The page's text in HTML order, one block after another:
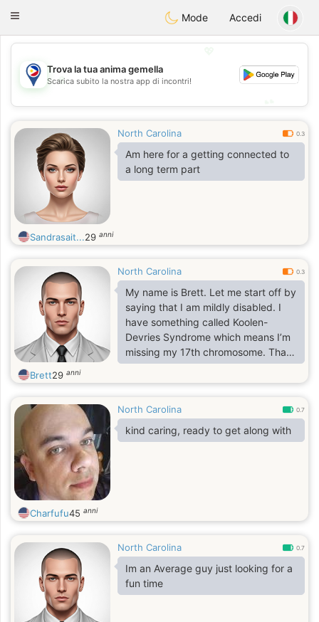
PhilippinesChat
Toggle
Mode Accedi
💖
💕
Trova la tua anima gemella
Scarica subito la nostra app di incontri!
North Carolina 0.3
Am here for a getting connected to
a long term part
Sandrasait...29 anni
North Carolina 0.3
My name is Brett. Let me start off by
saying that I am mildly disabled. I
have something called Koolen-
Devries Syndrome which means I’m
missing my 17th chromosome. That
doesn’t stop me from enjoying
anime. Shows like Hells Paradise,
titan, etc. I like gaming with PS5,
Xbox I am just looking to make
friends because it gets lonely being
Brett29 anni
North Carolina 0.7
kind caring, ready to get along with
Charfufu45 anni
North Carolina 0.7
Im an Average guy just looking for a
fun time